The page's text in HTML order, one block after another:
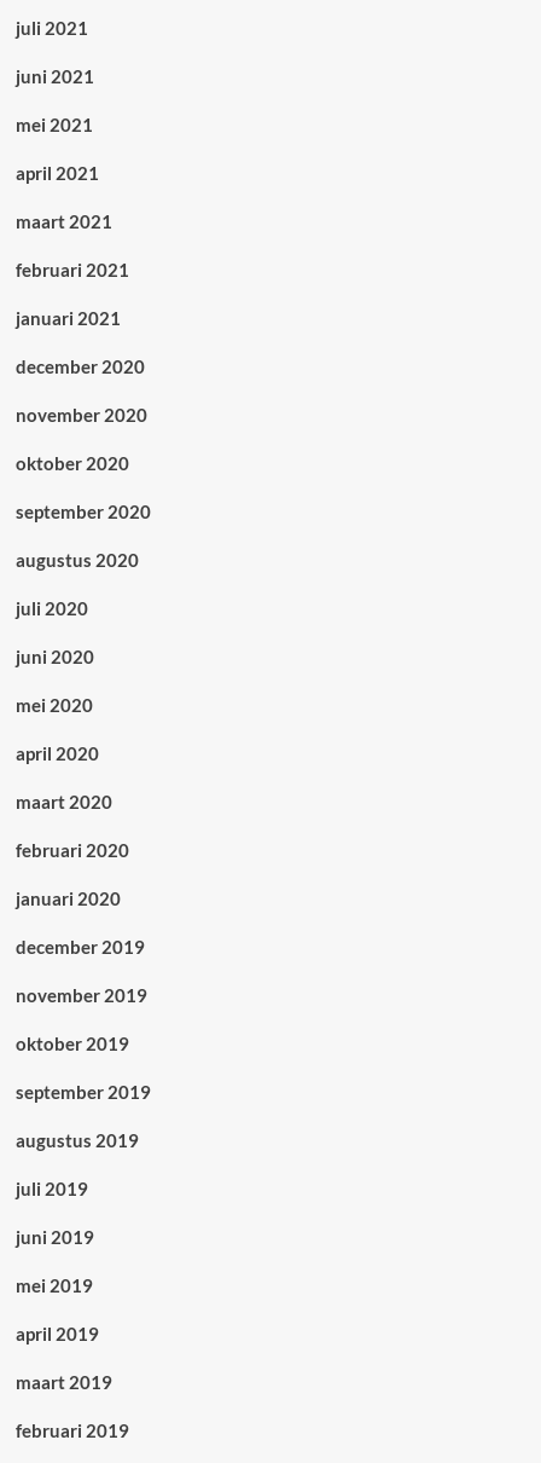
juli 2021
juni 2021
mei 2021
april 2021
maart 2021
februari 2021
januari 2021
december 2020
november 2020
oktober 2020
september 2020
augustus 2020
juli 2020
juni 2020
mei 2020
april 2020
maart 2020
februari 2020
januari 2020
december 2019
november 2019
oktober 2019
september 2019
augustus 2019
juli 2019
juni 2019
mei 2019
april 2019
maart 2019
februari 2019